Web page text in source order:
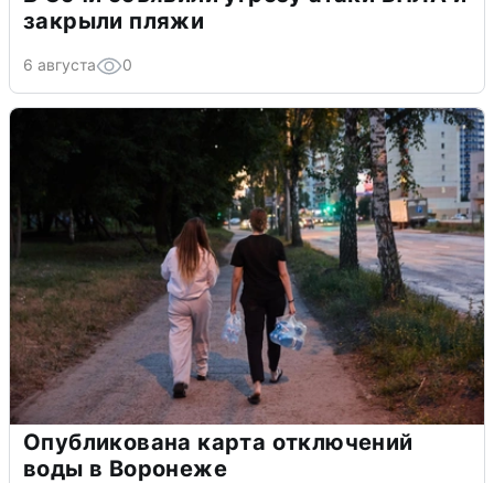
закрыли пляжи
6 августа 0
Опубликована карта отключений
воды в Воронеже